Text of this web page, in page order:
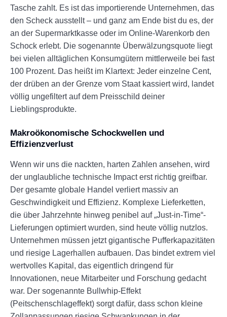
Tasche zahlt. Es ist das importierende Unternehmen, das
den Scheck ausstellt – und ganz am Ende bist du es, der
an der Supermarktkasse oder im Online-Warenkorb den
Schock erlebt. Die sogenannte Überwälzungsquote liegt
bei vielen alltäglichen Konsumgütern mittlerweile bei fast
100 Prozent. Das heißt im Klartext: Jeder einzelne Cent,
der drüben an der Grenze vom Staat kassiert wird, landet
völlig ungefiltert auf dem Preisschild deiner
Lieblingsprodukte.
Makroökonomische Schockwellen und
Effizienzverlust
Wenn wir uns die nackten, harten Zahlen ansehen, wird
der unglaubliche technische Impact erst richtig greifbar.
Der gesamte globale Handel verliert massiv an
Geschwindigkeit und Effizienz. Komplexe Lieferketten,
die über Jahrzehnte hinweg penibel auf „Just-in-Time“-
Lieferungen optimiert wurden, sind heute völlig nutzlos.
Unternehmen müssen jetzt gigantische Pufferkapazitäten
und riesige Lagerhallen aufbauen. Das bindet extrem viel
wertvolles Kapital, das eigentlich dringend für
Innovationen, neue Mitarbeiter und Forschung gedacht
war. Der sogenannte Bullwhip-Effekt
(Peitschenschlageffekt) sorgt dafür, dass schon kleine